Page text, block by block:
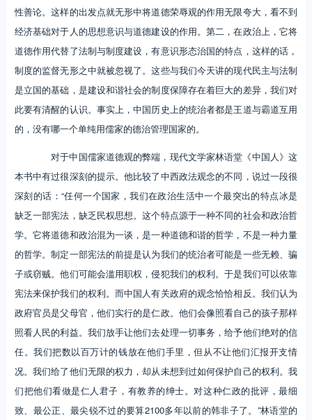
性善论。这样的出发点就无形中将道德荣辱观的作用无限夸大，看不到
经济基础对于人的思想意识与道德建设的作用。第二，在政治上，它将
道德作用代替了法制与制度建设，有意识形态治国的特点，这样的话，
制度的监督无形之中就被忽视了。这些与我们今天讲的现代民主与法制
是立国的基础，是建设和谐社会的制度保障存在着巨大的差异，我们对
此要有清醒的认识。事实上，中国历史上的统治者都是王道与霸道互用
的，没有哪一个单纯用儒家的德治管理国家的。
对于中国儒家道德观的弊端，现代文学家林语堂《中国人》这
本书中有过很深刻的提示。他比较了中西政法观念的不同，说过一段很
深刻的话：“任何一个国家，我们在政治生活中一个最突出的特点冰是
缺乏一部宪法，缺乏民权思想。这个特点源于一种不同的社会和政治哲
学。它将道德和政治混为一谈，是一种道德和谐的哲学，不是一种力量
的哲学。制定一部宪法的前提是认为我们的统治者可能是一些无赖、骗
子或窃贼。他们可能会滥用职权，侵犯我们的权利。于是我们可以依靠
宪法来保护我们的权利。而中国人有关政府的观念恰恰相反。我们认为
政府官员是父母官，他们实行的是仁政。他们会像照看自己的孩子那样
照看人民的利益。我们放手让他们去处理一切事务，给予他们绝对的信
任。我们把数以百万计的钱放在他们手里，但从不让他们汇报开支情
况。我们给了他们无限的权力，却从未想到过如何保护自己的权利。我
们把他们看做是仁人君子，有教养的绅士。对这种仁政的批评，最细
致、最公正、最尖锐不过的要算2100多年以前的韩非子了。”林语堂的